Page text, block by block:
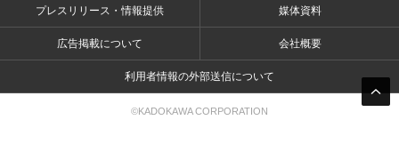
プレスリリース・情報提供 媒体資料
広告掲載について 会社概要
利用者情報の外部送信について
©KADOKAWA CORPORATION